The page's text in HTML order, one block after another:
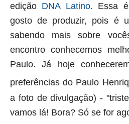
edição DNA Latino. Essa
gosto de produzir, pois é
sabendo mais sobre
encontro conhecemos
Paulo. Já hoje
preferências do Paulo
a foto de divulgação) -
vamos lá! Bora? Só se for